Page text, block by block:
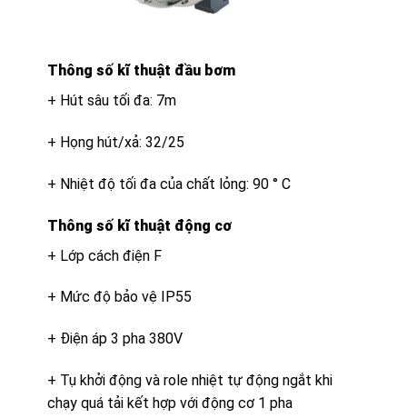
Thông số kĩ thuật đầu bơm
+ Hút sâu tối đa: 7m
+ Họng hút/xả: 32/25
+ Nhiệt độ tối đa của chất lỏng: 90 ° C
Thông số kĩ thuật động cơ
+ Lớp cách điện F
+ Mức độ bảo vệ IP55
+ Điện áp 3 pha 380V
+ Tụ khởi động và role nhiệt tự động ngắt khi
chạy quá tải kết hợp với động cơ 1 pha